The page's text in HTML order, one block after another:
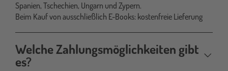
Spanien, Tschechien, Ungarn und Zypern.
Beim Kauf von ausschließlich E-Books: kostenfreie Lieferung
Welche Zahlungsmöglichkeiten gibt
es?